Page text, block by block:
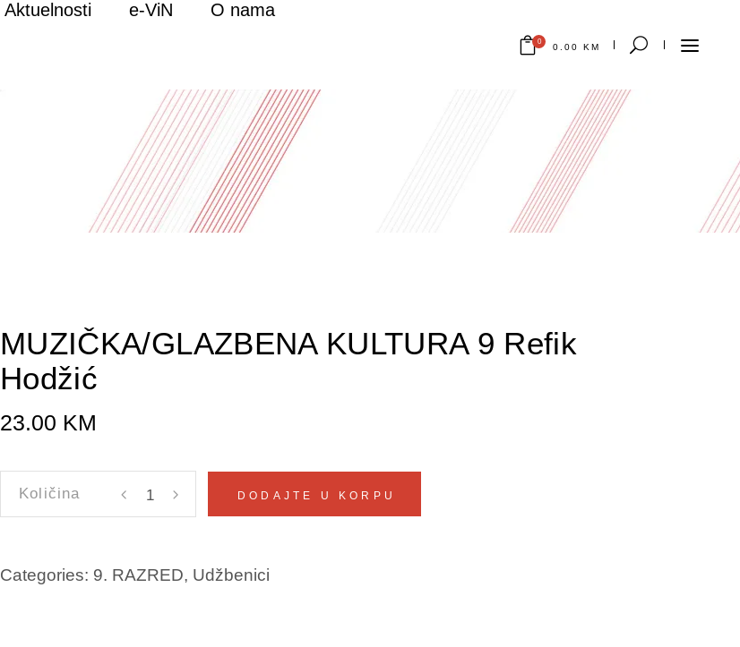
Aktuelnosti e-ViN O nama
0
0.00 KM
MUZIČKA/GLAZBENA KULTURA 9 Refik
Hodžić
23.00 KM
Hodžić
DODAJTE U KORPU
Categories: 9. RAZRED, Udžbenici